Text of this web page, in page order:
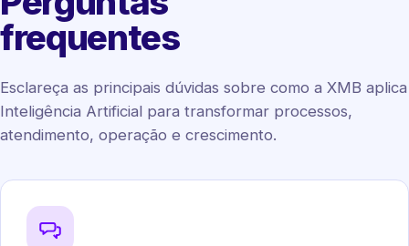
frequentes
Esclareça as principais dúvidas sobre como a XMB aplica
Inteligência Artificial para transformar processos,
atendimento, operação e crescimento.